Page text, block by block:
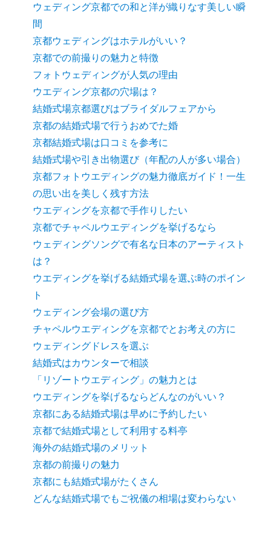
ウェディング京都での和と洋が織りなす美しい瞬
間
京都ウェディングはホテルがいい？
京都での前撮りの魅力と特徴
フォトウェディングが人気の理由
ウエディング京都の穴場は？
結婚式場京都選びはブライダルフェアから
京都の結婚式場で行うおめでた婚
京都結婚式場は口コミを参考に
結婚式場や引き出物選び（年配の人が多い場合）
京都フォトウエディングの魅力徹底ガイド！一生
の思い出を美しく残す方法
ウエディングを京都で手作りしたい
京都でチャペルウエディングを挙げるなら
ウェディングソングで有名な日本のアーティスト
は？
ウエディングを挙げる結婚式場を選ぶ時のポイン
ト
ウェディング会場の選び方
チャペルウエディングを京都でとお考えの方に
ウェディングドレスを選ぶ
結婚式はカウンターで相談
「リゾートウエディング」の魅力とは
ウエディングを挙げるならどんなのがいい？
京都にある結婚式場は早めに予約したい
京都で結婚式場として利用する料亭
海外の結婚式場のメリット
京都の前撮りの魅力
京都にも結婚式場がたくさん
どんな結婚式場でもご祝儀の相場は変わらない